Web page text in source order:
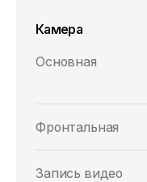
Камера
Основная
Фронтальная
Запись видео